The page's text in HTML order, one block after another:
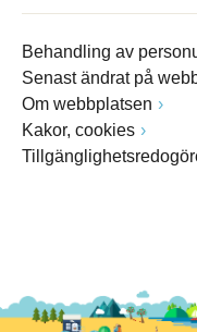
Behandling av
Senast ändrat på
Om webbplatsen
Kakor, cookies